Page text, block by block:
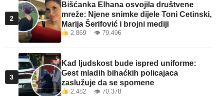
2
Bišćanka Elhana osvojila društvene
mreže: Njene snimke dijele Toni Cetinski,
Marija Šerifović i brojni mediji
2.869 👁 79.496
3
Kad ljudskost bude ispred uniforme:
Gest mladih bihaćkih policajaca
zaslužuje da se spomene
2.482 👁 70.378